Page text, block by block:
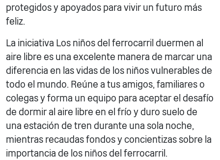
protegidos y apoyados para vivir un futuro más
feliz.
La iniciativa Los niños del ferrocarril duermen al
aire libre es una excelente manera de marcar una
diferencia en las vidas de los niños vulnerables de
todo el mundo. Reúne a tus amigos, familiares o
colegas y forma un equipo para aceptar el desafío
de dormir al aire libre en el frío y duro suelo de
una estación de tren durante una sola noche,
mientras recaudas fondos y concientizas sobre la
importancia de los niños del ferrocarril.